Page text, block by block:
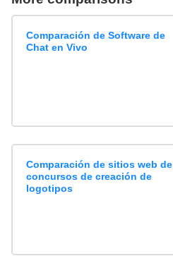
Comparación de Software de
Chat en Vivo
Comparación de sitios web de
concursos de creación de
logotipos